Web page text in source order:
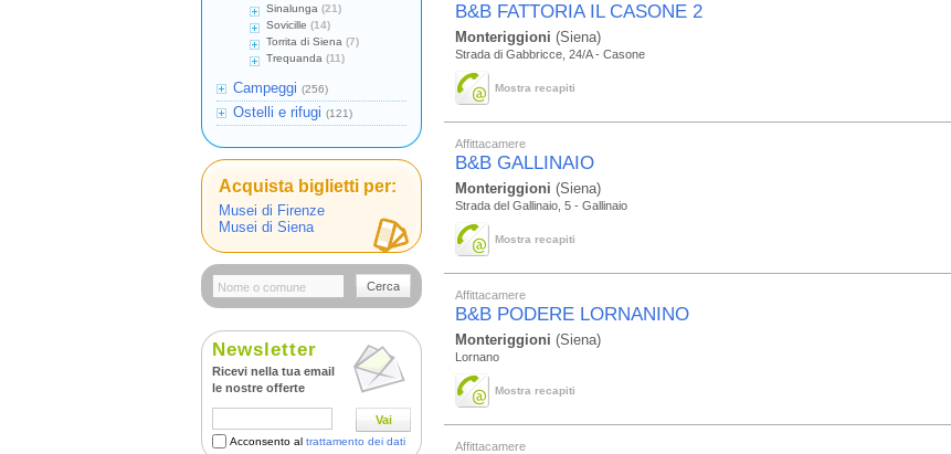
B&B FATTORIA IL CASONE 2
Monteriggioni (Siena)
Strada di Gabbricce, 24/A - Casone
Mostra recapiti
Affittacamere
B&B GALLINAIO
Monteriggioni (Siena)
Strada del Gallinaio, 5 - Gallinaio
Mostra recapiti
Affittacamere
B&B PODERE LORNANINO
Monteriggioni (Siena)
Lornano
Mostra recapiti
Affittacamere
Sinalunga (21)
Sovicille (14)
Torrita di Siena (7)
Trequanda (11)
Campeggi (256)
Ostelli e rifugi (121)
Acquista biglietti per:
Musei di Firenze
Musei di Siena
Cerca
Newsletter
Ricevi nella tua email
le nostre offerte
Vai
Acconsento al trattamento dei dati